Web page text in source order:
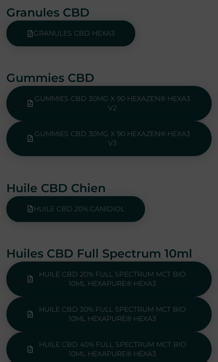
Granules CBD
GRANULES CBD HEXA3
Gummies CBD
GUMMIES CBD 30MG X 90 HEXAZEN® HEXA3
V2
GUMMIES CBD 30MG X 90 HEXAZEN® HEXA3
V3
Huile CBD Chien
HUILE CBD 20% CANIDIOL
Huiles CBD Full Spectrum 10ml
HUILE CBD 20% FULL SPECTRUM MCT BIO
10ML HEXAPURE® HEXA3
HUILE CBD 30% FULL SPECTRUM MCT BIO
10ML HEXAPURE® HEXA3
HUILE CBD 40% FULL SPECTRUM MCT BIO
10ML HEXAPURE® HEXA3